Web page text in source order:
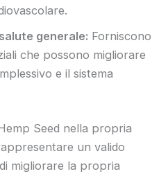
generale: Forniscono
che possono migliorare
e il sistema
Seed nella propria
un valido
migliorare la propria